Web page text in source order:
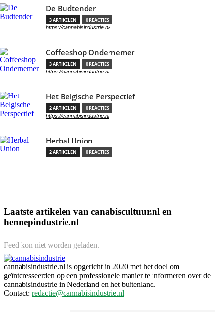
De Budtender
3 ARTIKELEN 0 REACTIES
https://cannabisindustrie.nl/
Coffeeshop Ondernemer
3 ARTIKELEN 0 REACTIES
https://cannabisindustrie.nl
Het Belgische Perspectief
2 ARTIKELEN 0 REACTIES
https://cannabisindustrie.nl
Herbal Union
2 ARTIKELEN 0 REACTIES
Laatste artikelen van canabiscultuur.nl en
hennepindustrie.nl
Feed kon niet worden geladen.
cannabisindustrie.nl is opgericht in 2020 met het doel om
geïnteresseerden op een professionele manier te informeren over de
cannabisindustrie in Nederland en het buitenland.
Contact: redactie@cannabisindustrie.nl